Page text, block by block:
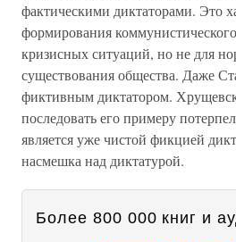
фактическими диктаторами. Это
формирования
кризисных ситуаций, но не для
существования общества. Даже
фиктивным диктатором.
последовать его примеру
является уже чистой фикцией
насмешка над диктатурой.
Более 800 000 книг и